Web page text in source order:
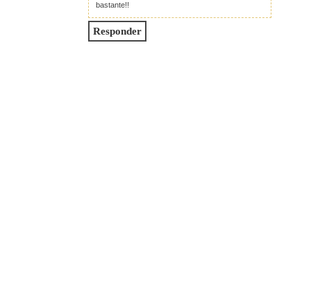
bastante!!
Responder